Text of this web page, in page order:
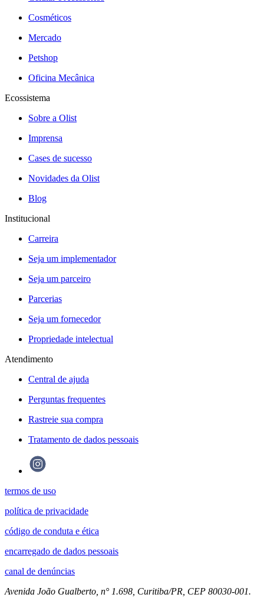
Cosméticos
Mercado
Petshop
Oficina Mecânica
Ecossistema
Sobre a Olist
Imprensa
Cases de sucesso
Novidades da Olist
Blog
Institucional
Carreira
Seja um implementador
Seja um parceiro
Parcerias
Seja um fornecedor
Propriedade intelectual
Atendimento
Central de ajuda
Perguntas frequentes
Rastreie sua compra
Tratamento de dados pessoais
termos de uso
política de privacidade
código de conduta e ética
encarregado de dados pessoais
canal de denúncias
Avenida João Gualberto, n° 1.698, Curitiba/PR, CEP 80030-001.